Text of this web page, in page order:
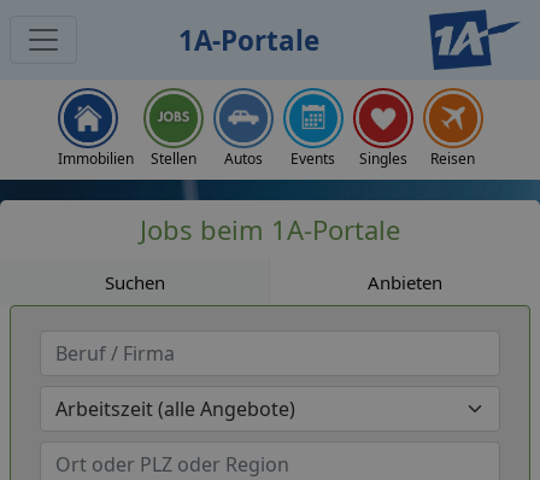
1A-Portale
Immobilien Stellen Autos Events Singles Reisen
Jobs beim 1A-Portale
Suchen Anbieten